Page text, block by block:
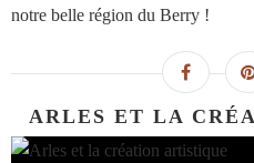
notre belle région du Berry !
ARLES ET LA